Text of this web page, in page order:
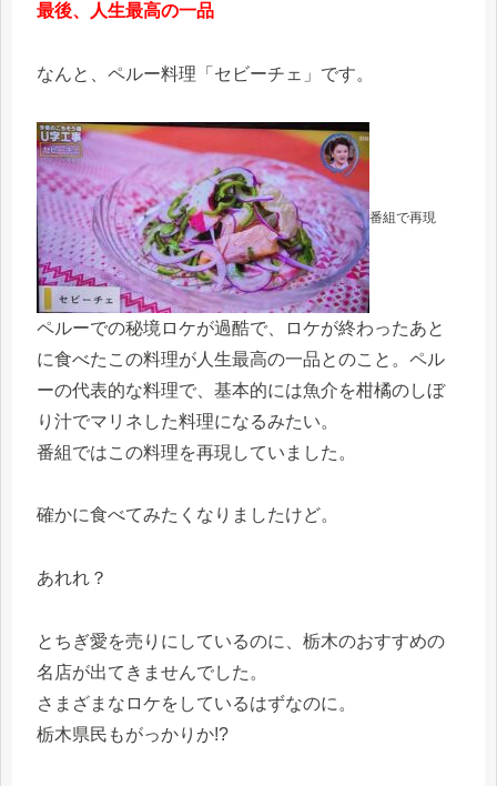
最後、人生最高の一品
なんと、ペルー料理「セビーチェ」です。
番組で再現
ペルーでの秘境ロケが過酷で、ロケが終わったあと
に食べたこの料理が人生最高の一品とのこと。ペル
ーの代表的な料理で、基本的には魚介を柑橘のしぼ
り汁でマリネした料理になるみたい。
番組ではこの料理を再現していました。
確かに食べてみたくなりましたけど。
あれれ？
とちぎ愛を売りにしているのに、栃木のおすすめの
名店が出てきませんでした。
さまざまなロケをしているはずなのに。
栃木県民もがっかりか!?